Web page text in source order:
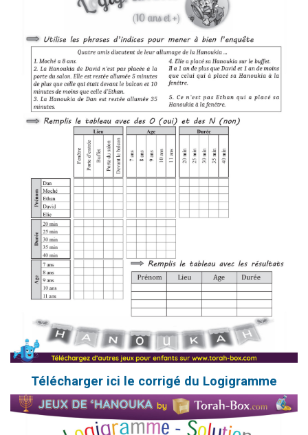
Télécharger ici le corrigé du Logigramme